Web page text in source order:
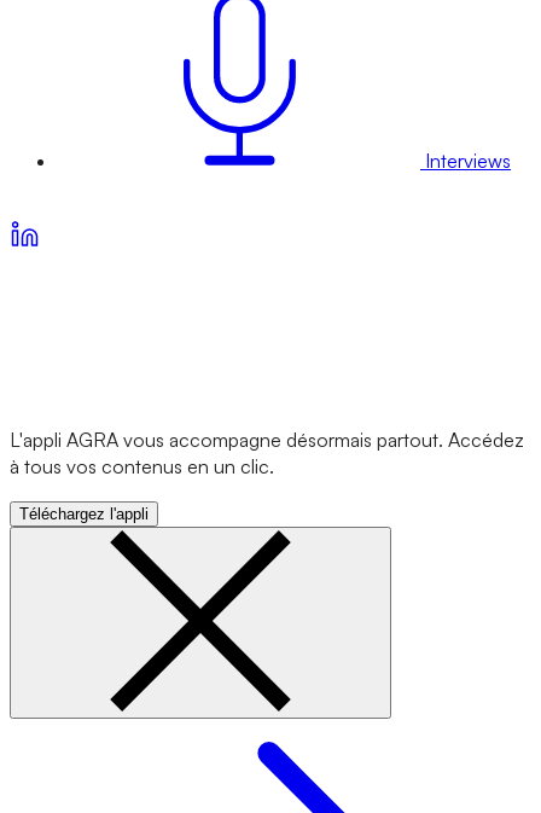
Interviews
L'appli AGRA vous accompagne désormais partout. Accédez
à tous vos contenus en un clic.
Téléchargez l'appli